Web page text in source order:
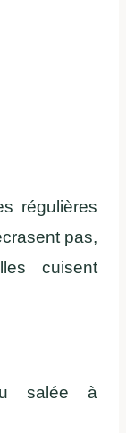
régulières
pas,
cuisent
salée à